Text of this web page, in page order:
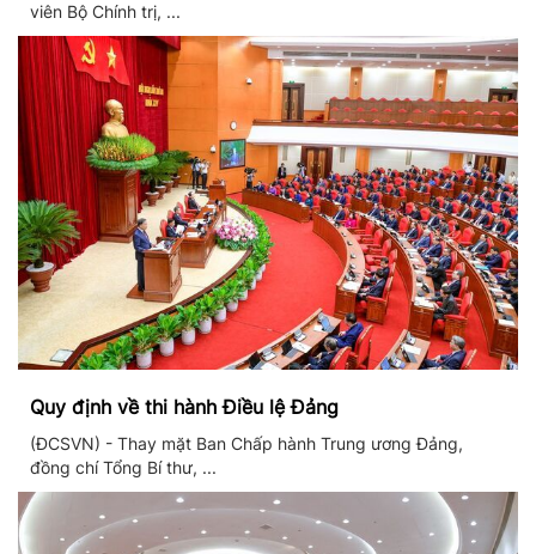
viên Bộ Chính trị, ...
Quy định về thi hành Điều lệ Đảng
(ĐCSVN) - Thay mặt Ban Chấp hành Trung ương Đảng,
đồng chí Tổng Bí thư, ...